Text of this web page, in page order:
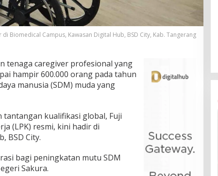
di Biomedical Campus, Kawasan Digital Hub, BSD City, Kab. Tangerang
tenaga caregiver profesional yang
hampir 600.000 orang pada tahun
manusia (SDM) muda yang
kualifikasi global, Fuji
(LPK) resmi, kini hadir di
BSD City.
bagi peningkatan mutu SDM
Sakura.